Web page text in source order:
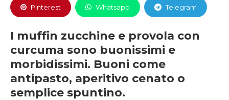
Pinterest Whatsapp Telegram
I muffin zucchine e provola con
curcuma sono buonissimi e
morbidissimi. Buoni come
antipasto, aperitivo cenato o
semplice spuntino.